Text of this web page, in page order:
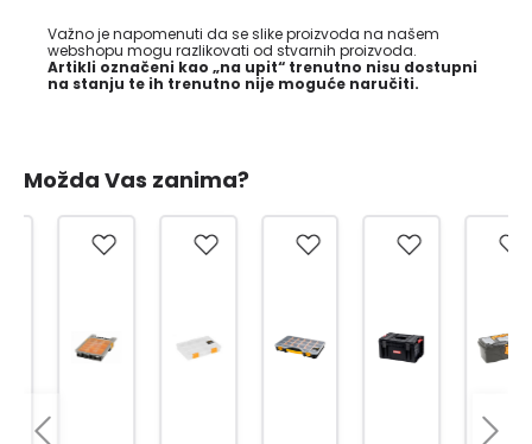
Važno je napomenuti da se slike proizvoda na našem
webshopu mogu razlikovati od stvarnih proizvoda.
Artikli označeni kao „na upit“ trenutno nisu dostupni
na stanju te ih trenutno nije moguće naručiti.
Možda Vas zanima?